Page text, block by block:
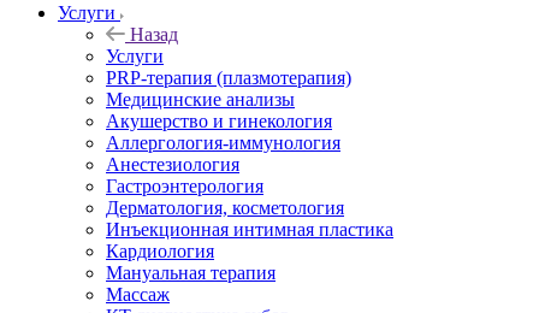
Услуги
Назад
Услуги
PRP-терапия (плазмотерапия)
Медицинские анализы
Акушерство и гинекология
Аллергология-иммунология
Анестезиология
Гастроэнтерология
Дерматология, косметология
Инъекционная интимная пластика
Кардиология
Мануальная терапия
Массаж